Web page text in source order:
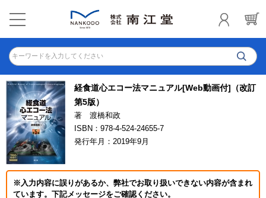
キーワードを入力してください
経食道心エコー法マニュアル[Web動画付]（改訂
第5版）
著 渡橋和政
ISBN：978-4-524-24655-7
発行年月：2019年9月
※入力内容に誤りがあるか、弊社でお取り扱いできない内容が含まれ
ています。下記メッセージをご確認ください。